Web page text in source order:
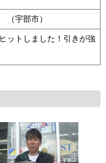
宇部市）
ットしました！引きが強